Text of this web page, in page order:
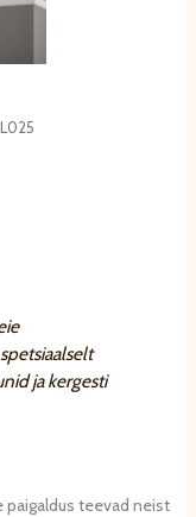
ja kergesti
paigaldus teevad neist